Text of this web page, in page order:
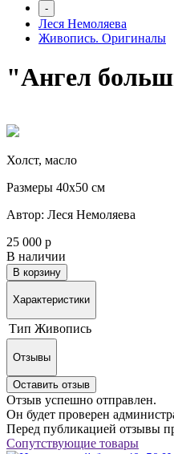
-
Леся Немоляева
Живопись. Оригиналы
"Ангел
Холст, масло
Размеры 40х50 см
Автор: Леся Немоляева
25 000 р
В наличии
В корзину
Характеристики
Тип Живопись
Отзывы
Оставить отзыв
Отзыв успешно отправлен.
Он будет проверен
Перед публикацией отзывы
Сопутствующие товары